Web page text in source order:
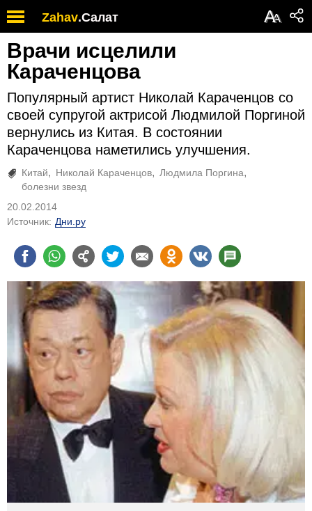
Zahav.Салат АА
Врачи исцелили
Караченцова
Популярный артист Николай Караченцов со
своей супругой актрисой Людмилой Поргиной
вернулись из Китая. В состоянии
Караченцова наметились улучшения.
Китай Николай Караченцов
Людмила Поргина
болезни звезд
20.02.2014
Источник: Дни.ру